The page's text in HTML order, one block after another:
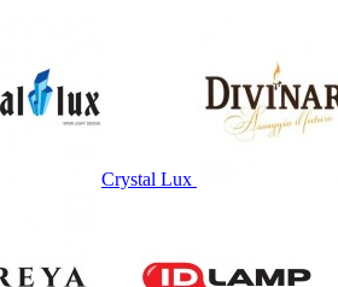
Crystal Lux